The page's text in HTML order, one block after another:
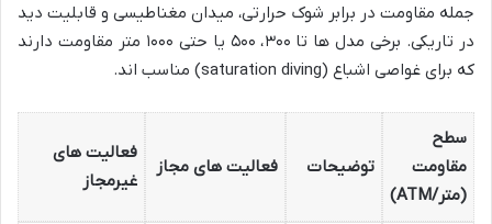
جمله مقاومت در برابر شوک حرارتی، میدان مغناطیسی و قابلیت دید
در تاریکی. برخی مدل ها تا ۳۰۰، ۵۰۰ یا حتی ۱۰۰۰ متر مقاومت دارند
که برای غواصی اشباع (saturation diving) مناسب اند.
سطح
مقاومت
(متر/ATM)
توضیحات فعالیت های مجاز
فعالیت های
غیرمجاز